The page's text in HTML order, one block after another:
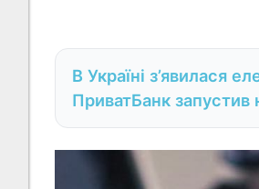
В Україні з’явилася
ПриватБанк запустив